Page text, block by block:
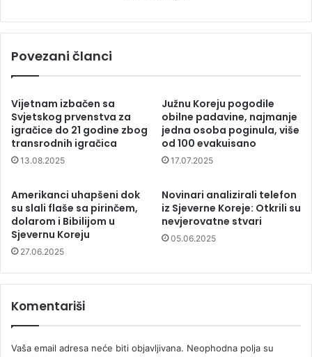
Povezani članci
Vijetnam izbačen sa
Svjetskog prvenstva za
igračice do 21 godine zbog
transrodnih igračica
13.08.2025
Južnu Koreju pogodile
obilne padavine, najmanje
jedna osoba poginula, više
od 100 evakuisano
17.07.2025
Amerikanci uhapšeni dok
su slali flaše sa pirinčem,
dolarom i Bibilijom u
Sjevernu Koreju
27.06.2025
Novinari analizirali telefon
iz Sjeverne Koreje: Otkrili su
nevjerovatne stvari
05.06.2025
Komentariši
Vaša email adresa neće biti objavljivana. Neophodna polja su